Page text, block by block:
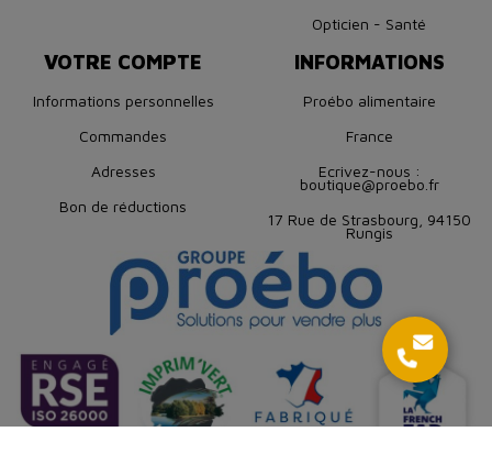
Opticien - Santé
VOTRE COMPTE
Informations personnelles
Commandes
Adresses
Bon de réductions
INFORMATIONS
Proébo alimentaire
France
Ecrivez-nous :
boutique@proebo.fr
17 Rue de Strasbourg, 94150
Rungis